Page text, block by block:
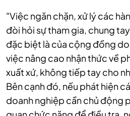
"Việc ngăn chặn, xử lý các
đòi hỏi sự tham gia, chung
đặc biệt là của cộng đồng
việc nâng cao nhận thức về
xuất xứ, không tiếp tay cho
Bên cạnh đó, nếu phát hiện
doanh nghiệp cần chủ động